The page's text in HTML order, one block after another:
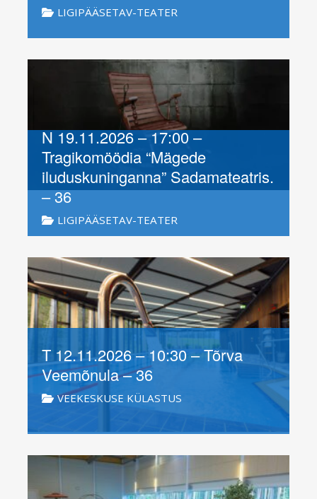
LIGIPÄÄSETAV-TEATER
N 19.11.2026 – 17:00 –
Tragikomöödia “Mägede
iluduskuninganna” Sadamateatris.
– 36
LIGIPÄÄSETAV-TEATER
T 12.11.2026 – 10:30 – Tõrva
Veemõnula – 36
VEEKESKUSE KÜLASTUS